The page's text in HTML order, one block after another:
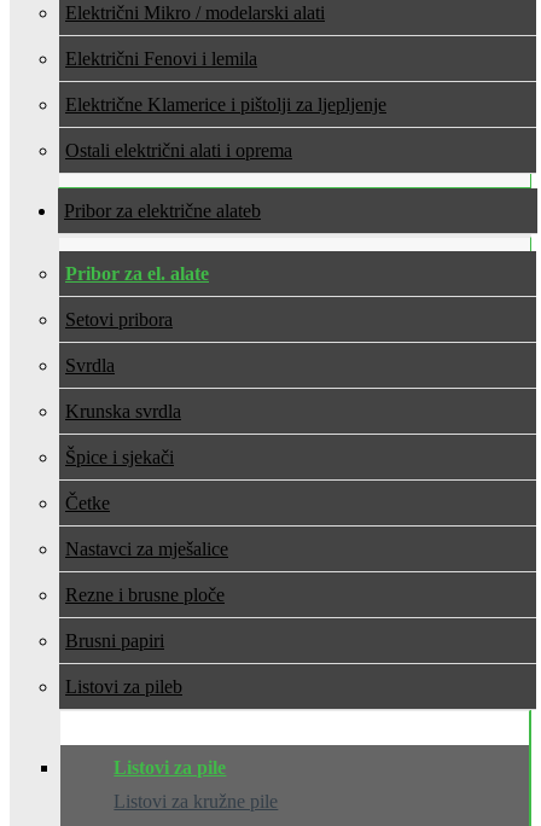
Električni Mikro / modelarski alati
Električni Fenovi i lemila
Električne Klamerice i pištolji za ljepljenje
Ostali električni alati i oprema
Pribor za električne alate
Pribor za el. alate
Setovi pribora
Svrdla
Krunska svrdla
Špice i sjekači
Četke
Nastavci za mješalice
Rezne i brusne ploče
Brusni papiri
Listovi za pile
Listovi za pile
Listovi za kružne pile